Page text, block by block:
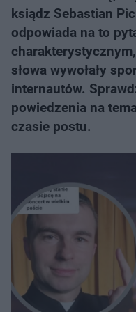
ksiądz Sebastian
odpowiada na to
słowa wywołały
internautów.
powiedzenia na
czasie postu.